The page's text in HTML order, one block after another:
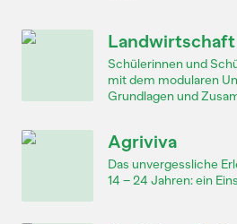
Schülerinnen und
mit dem modularen
Grundlagen und
Agriviva
Das unvergessliche
14 – 24 Jahren: ein